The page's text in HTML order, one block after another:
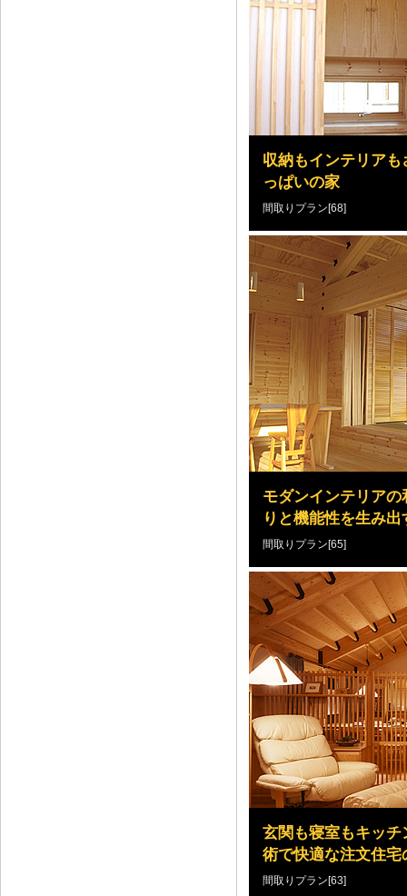
収納もインテリア
っぱいの家
間取りプラン[68]
モダンインテリア
りと機能性を生み出
間取りプラン[65]
玄関も寝室もキッ
術で快適な注文住宅
間取りプラン[63]